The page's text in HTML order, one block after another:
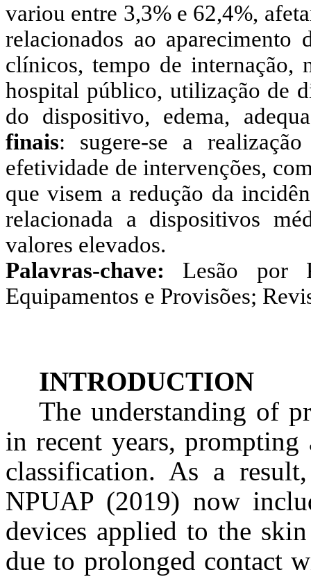
variou entre 3,3% e 62,4%,
relacionados ao aparecimento
clínicos, tempo de internação,
hospital público, utilização de
do dispositivo, edema,
finais: sugere-se a
efetividade de intervenções,
que visem a redução da
relacionada a dispositivos
valores elevados.
Palavras-chave: Lesão por
Equipamentos e Provisões;
INTRODUCTION
The understanding of
in recent years,
classification. As a
NPUAP (2019) now
devices applied to the
due to prolonged contact